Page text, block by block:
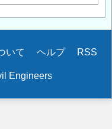
いて ヘルプ RSS
Engineers